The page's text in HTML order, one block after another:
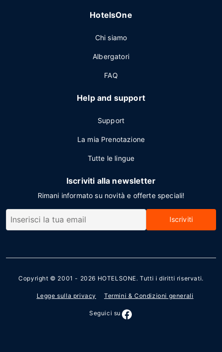
HotelsOne
Chi siamo
Albergatori
FAQ
Help and support
Support
La mia Prenotazione
Tutte le lingue
Iscriviti alla newsletter
Rimani informato su novità e offerte speciali!
Iscriviti
Copyright © 2001 - 2026 HOTELSONE. Tutti i diritti riservati.
Legge sulla privacy Termini & Condizioni generali
Seguici su